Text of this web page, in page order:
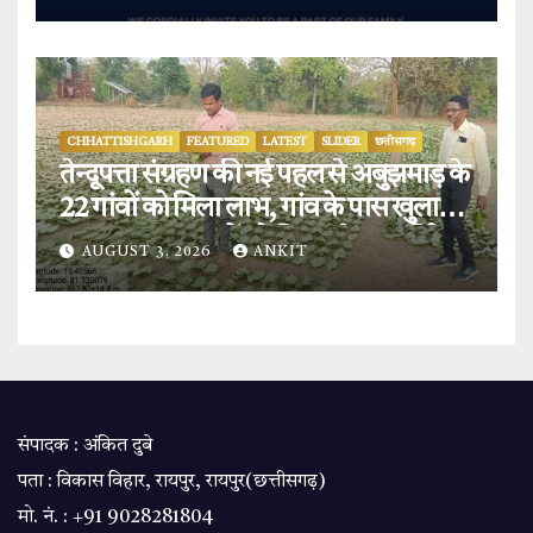
CHHATTISHGARH FEATURED LATEST SLIDER छत्तीसगढ़
तेन्दूपत्ता संग्रहण की नई पहल से अबुझमाड़ के
22 गांवों को मिला लाभ, गांव के पास खुला
फड़, 365 संग्राहकों को मिला सीधा आर्थिक
लाभ.
AUGUST 3, 2026 ANKIT
संपादक : अंकित दुबे
पता : विकास विहार, रायपुर, रायपुर(छत्तीसगढ़)
मो. नं. : +91 9028281804